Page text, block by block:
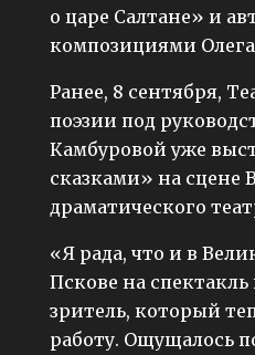
о царе Салтане» и
композициями
Ранее, 8 сентября,
поэзии под
Камбуровой уже
сказками» на сцене
драматического
«Я рада, что и в
Пскове на
зритель, который
работу. Ощущалось